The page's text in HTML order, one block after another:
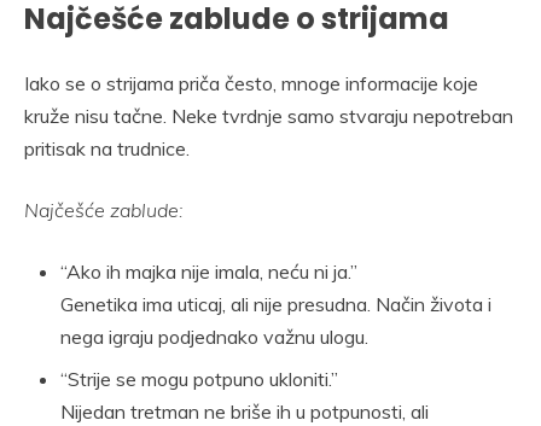
Najčešće zablude o strijama
Iako se o strijama priča često, mnoge informacije koje
kruže nisu tačne. Neke tvrdnje samo stvaraju nepotreban
pritisak na trudnice.
Najčešće zablude:
“Ako ih majka nije imala, neću ni ja.”
Genetika ima uticaj, ali nije presudna. Način života i
nega igraju podjednako važnu ulogu.
“Strije se mogu potpuno ukloniti.”
Nijedan tretman ne briše ih u potpunosti, ali